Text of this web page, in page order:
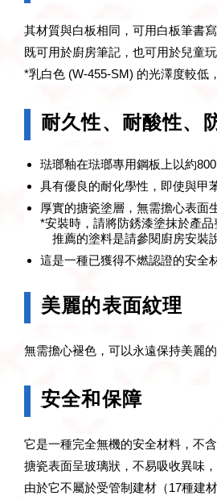
其材質與白板相同，可用白板筆書
既可用於廚房筆記，也可用於兒童玩
*乳白色 (W-455-SM) 的光澤度較低
耐久性、耐酸性、
琺瑯釉在琺瑯專用鋼板上以約
具有優良的耐化學性，即使與甲
厚實的搪瓷塗層，無需擔心表面
*安裝時，請將防銹漆塗抹於產
推薦的塗料是請參閱廚房安裝
這是一種已獲得不燃認證的安全
美麗的表面紋理
無需擔心褪色，可以永遠保持美麗的
安全和保障
它是一種完全無機的安全材料，不含
搪瓷表面呈玻璃狀，不易吸收異味，
由於它不屬於受管制建材（17種